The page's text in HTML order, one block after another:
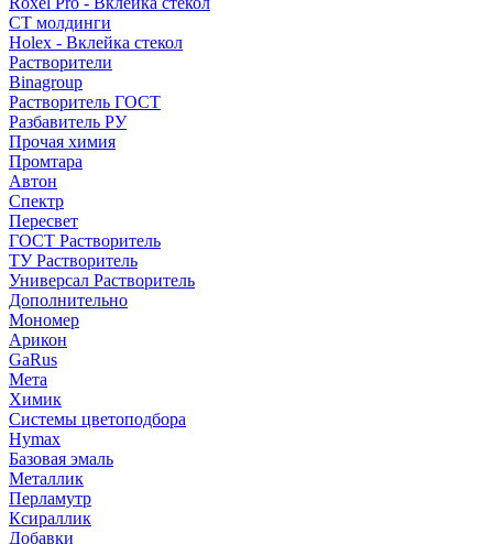
СТ молдинги
Holex - Вклейка стекол
Растворители
Binagroup
Растворитель ГОСТ
Разбавитель РУ
Прочая химия
Промтара
Автон
Спектр
Пересвет
ГОСТ Растворитель
ТУ Растворитель
Универсал Растворитель
Дополнительно
Мономер
Арикон
GaRus
Мета
Химик
Системы цветоподбора
Hymax
Базовая эмаль
Металлик
Перламутр
Ксираллик
Добавки